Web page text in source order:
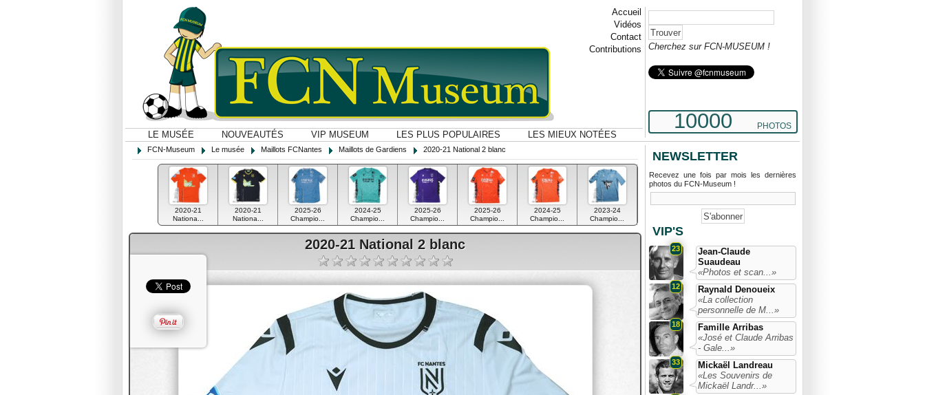
Accueil
Vidéos
Contact
Contributions
LE MUSÉE NOUVEAUTÉS VIP MUSEUM LES PLUS POPULAIRES LES MIEUX NOTÉES
Cherchez sur FCN-MUSEUM !
10000 PHOTOS
FCN-Museum Le musée Maillots FCNantes Maillots de Gardiens 2020-21 National 2 blanc
2020-21
Nationa...
2020-21
Nationa...
2025-26
Champio...
2024-25
Champio...
2025-26
Champio...
2025-26
Champio...
2024-25
Champio...
2023-24
Champio...
2020-21 National 2 blanc
NEWSLETTER
Recevez une fois par mois les dernières
photos du FCN-Museum !
VIP'S
23
Jean-Claude
Suaudeau
«Photos et scan...»
12
Raynald Denoueix
«La collection
personnelle de M...»
18
Famille Arribas
«José et Claude Arribas
- Gale...»
33
Mickaël Landreau
«Les Souvenirs de
Mickaël Landr...»